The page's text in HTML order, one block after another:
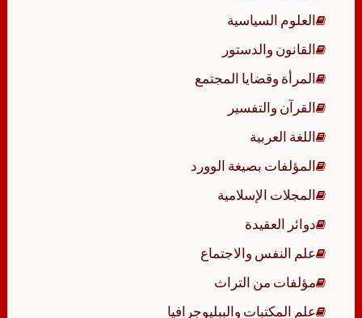
العلوم السياسية
القانون والدستور
المرأة وقضايا المجتمع
القرآن والتفسير
اللغة العربية
المؤلفات بصيغة الوورد
المجلات الإسلامية
دوائر العقيدة
علم النفس والاجتماع
مؤلفات من التراث
علم المكتبات والببليوجرافيا